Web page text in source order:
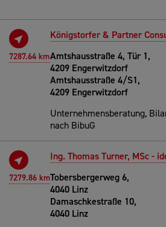
7287.64 km
Königstorfer & Partner
Amtshausstraße 4, Tür 1,
4209 Engerwitzdorf
Amtshausstraße 4/S1,
4209 Engerwitzdorf
Unternehmensberatung,
nach BibuG
7279.86 km
Ing. Thomas Turner, MSc -
Tobersbergerweg 6,
4040 Linz
Damaschkestraße 10,
4040 Linz